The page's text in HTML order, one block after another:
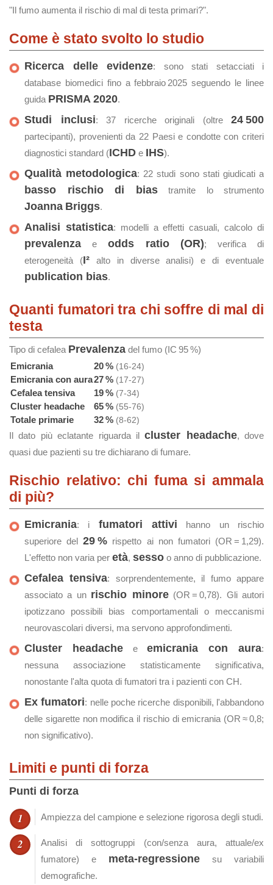
"Il fumo aumenta il rischio di mal di testa primari?".
Come è stato svolto lo studio
Ricerca delle evidenze: sono stati setacciati i
database biomedici fino a febbraio 2025 seguendo le linee
guida PRISMA 2020.
Studi inclusi: 37 ricerche originali (oltre 24 500
partecipanti), provenienti da 22 Paesi e condotte con criteri
diagnostici standard (ICHD e IHS).
Qualità metodologica: 22 studi sono stati giudicati a
basso rischio di biastramite lo strumento
Joanna Briggs.
Analisi statistica: modelli a effetti casuali, calcolo di
prevalenza e odds ratio (OR); verifica di
eterogeneità (I²alto in diverse analisi) e di eventuale
publication bias.
Quanti fumatori tra chi soffre di mal di
testa
Tipo di cefalea Prevalenza del fumo (IC 95 %)
Emicrania
20 % (16-24)
Emicrania con aura27 % (17-27)
Cefalea tensiva 19 % (7-34)
Cluster headache 65 % (55-76)
Totale primarie 32 % (8-62)
Il dato più eclatante riguarda ilcluster headache, dove
quasi due pazienti su tre dichiarano di fumare.
Rischio relativo: chi fuma si ammala
di più?
Emicrania: i fumatori attivi hanno un rischio
superiore del29 % rispetto ai non fumatori (OR = 1,29).
L'effetto non varia per età, sesso o anno di pubblicazione.
Cefalea tensiva: sorprendentemente, il fumo appare
associato a un rischio minore(OR = 0,78). Gli autori
ipotizzano possibili bias comportamentali o meccanismi
neurovascolari diversi, ma servono approfondimenti.
Cluster headacheeemicrania con aura:
nessuna associazione statisticamente significativa,
nonostante l'alta quota di fumatori tra i pazienti con CH.
Ex fumatori: nelle poche ricerche disponibili, l'abbandono
delle sigarette non modifica il rischio di emicrania (OR ≈ 0,8;
non significativo).
Limiti e punti di forza
Punti di forza
Ampiezza del campione e selezione rigorosa degli studi.
Analisi di sottogruppi (con/senza aura, attuale/ex
fumatore) e meta‑regressione su variabili
demografiche.